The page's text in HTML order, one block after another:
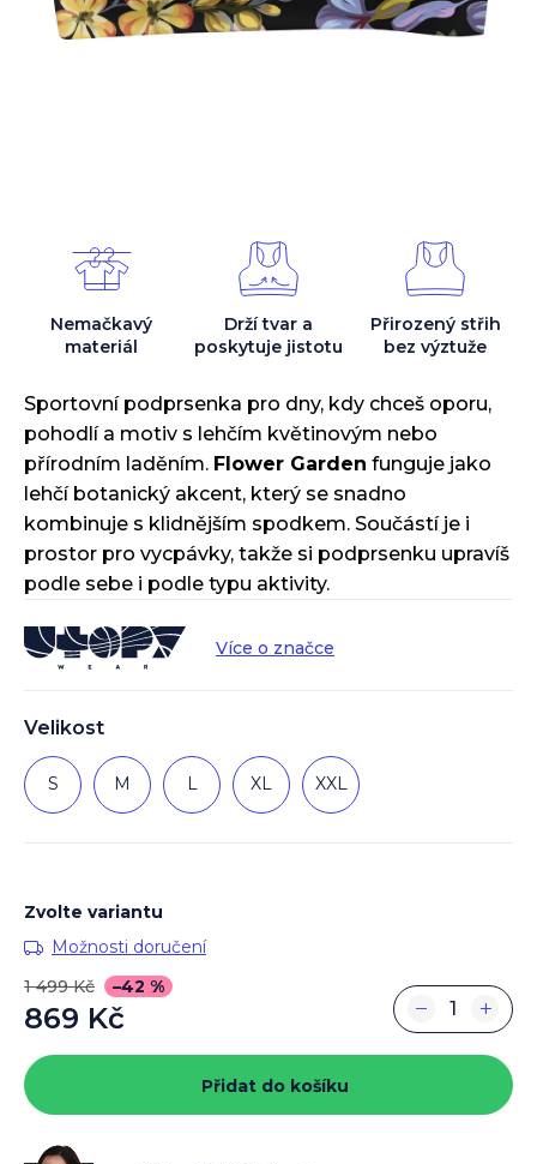
Velikost
S M L XL XXL
Sportovní podprsenka pro dny, kdy chceš oporu,
pohodlí a motiv s lehčím květinovým nebo
přírodním laděním. Flower Garden funguje jako
lehčí botanický akcent, který se snadno
kombinuje s klidnějším spodkem. Součástí je i
prostor pro vycpávky, takže si podprsenku upravíš
podle sebe i podle typu aktivity.
Více o značce
Nemačkavý
materiál
Drží tvar a
poskytuje jistotu
Přirozený střih
bez výztuže
Zvolte variantu
Možnosti doručení
1 499 Kč
–42 %
869 Kč
cena:
+
−
Přidat do košíku